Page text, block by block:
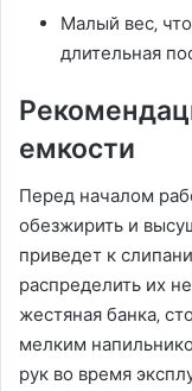
Малый вес‚
длительная
емкости
Перед началом
обезжирить и
приведет к
распределить их
жестяная банка‚
мелким
рук во время